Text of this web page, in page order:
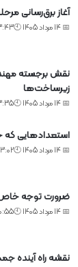
آغاز برق‌رسانی
📅 14 مرداد 1405 🕙13:43
نقش برجسته
زیرساخت‌ها
📅 14 مرداد 1405 🕙13:35
استعدادهایی
📅 14 مرداد 1405 🕙13:02
ضرورت توجه خاص
📅 14 مرداد 1405 🕙00:55
نقشه راه آینده